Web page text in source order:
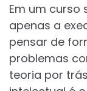
Em um curso
apenas a
pensar de
problemas
teoria por